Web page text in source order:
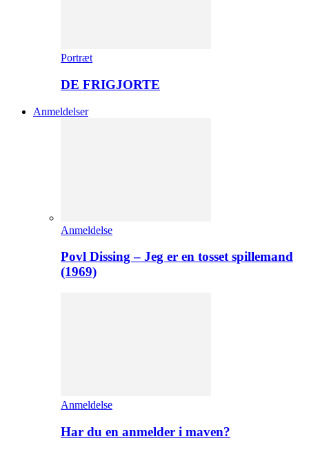
Portræt
DE FRIGJORTE
Anmeldelser
Anmeldelse
Povl Dissing – Jeg er en tosset spillemand
(1969)
Anmeldelse
Har du en anmelder i maven?